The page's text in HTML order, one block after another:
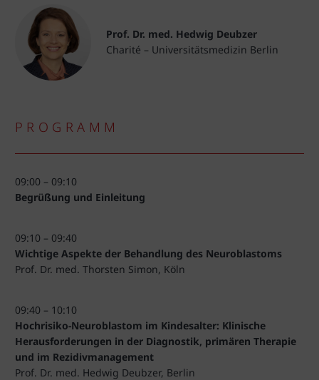
Prof. Dr. med. Hedwig Deubzer
Charité – Universitätsmedizin Berlin
PROGRAMM
09:00 – 09:10
Begrüßung und Einleitung
09:10 – 09:40
Wichtige Aspekte der Behandlung des Neuroblastoms
Prof. Dr. med. Thorsten Simon, Köln
09:40 – 10:10
Hochrisiko-Neuroblastom im Kindesalter: Klinische
Herausforderungen in der Diagnostik, primären Therapie
und im Rezidivmanagement
Prof. Dr. med. Hedwig Deubzer, Berlin